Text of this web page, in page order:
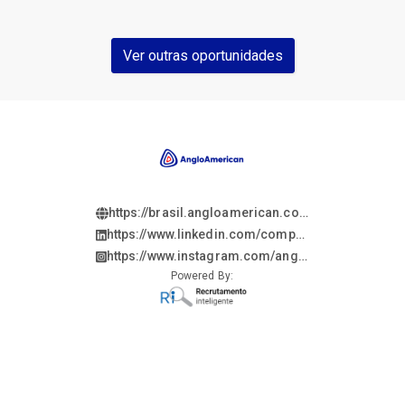
Ver outras oportunidades
https://brasil.angloamerican.com/
https://www.linkedin.com/company/anglo-
american/?
originalSubdomain=br
https://www.instagram.com/
Powered By: